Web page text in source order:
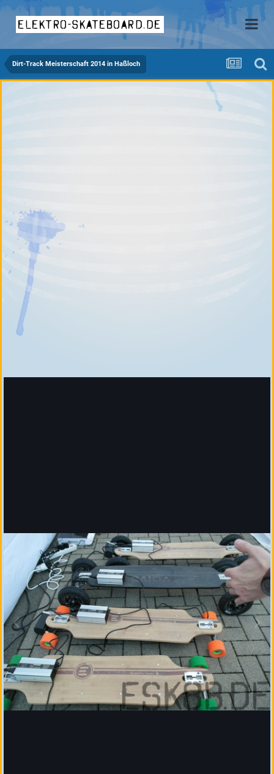
elektro-skateboard.de
Dirt-Track Meisterschaft 2014 in Haßloch